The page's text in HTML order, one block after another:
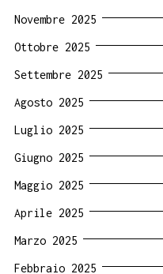
Novembre 2025
Ottobre 2025
Settembre 2025
Agosto 2025
Luglio 2025
Giugno 2025
Maggio 2025
Aprile 2025
Marzo 2025
Febbraio 2025